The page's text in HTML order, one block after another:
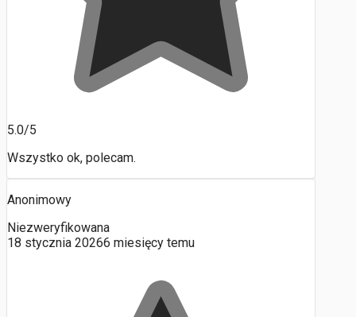
5.0/5
Wszystko ok, polecam.
Anonimowy
Niezweryfikowana
18 stycznia 20266 miesięcy temu